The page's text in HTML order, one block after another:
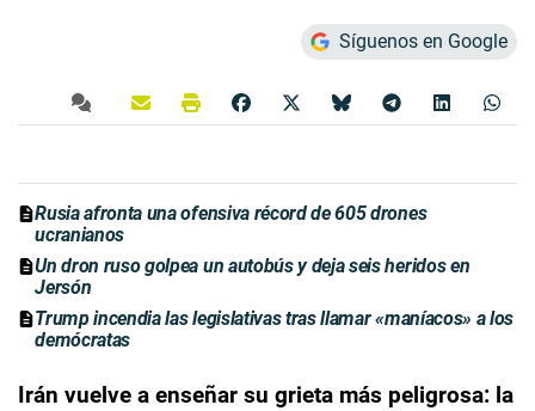
Síguenos en Google
Rusia afronta una ofensiva récord de 605 drones
ucranianos
Un dron ruso golpea un autobús y deja seis heridos en
Jersón
Trump incendia las legislativas tras llamar «maníacos» a los
demócratas
Irán vuelve a enseñar su grieta más peligrosa: la